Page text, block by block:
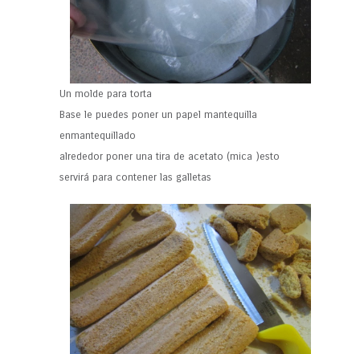
Un molde para torta
Base le puedes poner un papel mantequilla
enmantequillado
alrededor poner una tira de acetato (mica )esto
servirá para contener las galletas